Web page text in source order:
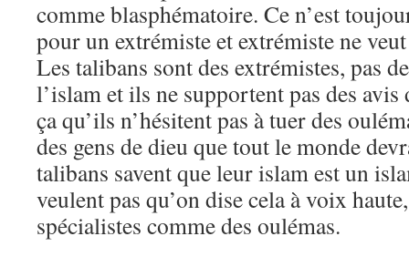
comme blasphématoire. Ce n’est
pour un extrémiste et extrémiste ne
Les talibans sont des extrémistes, pas
l’islam et ils ne supportent pas des avis
ça qu’ils n’hésitent pas à tuer des
des gens de dieu que tout le monde
talibans savent que leur islam est un
veulent pas qu’on dise cela à voix
spécialistes comme des oulémas.